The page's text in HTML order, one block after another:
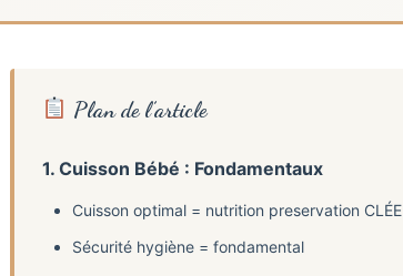
Plan de l’article
1. Cuisson Bébé : Fondamentaux
Cuisson optimal = nutrition preservation CLÉE
Sécurité hygiène = fondamental